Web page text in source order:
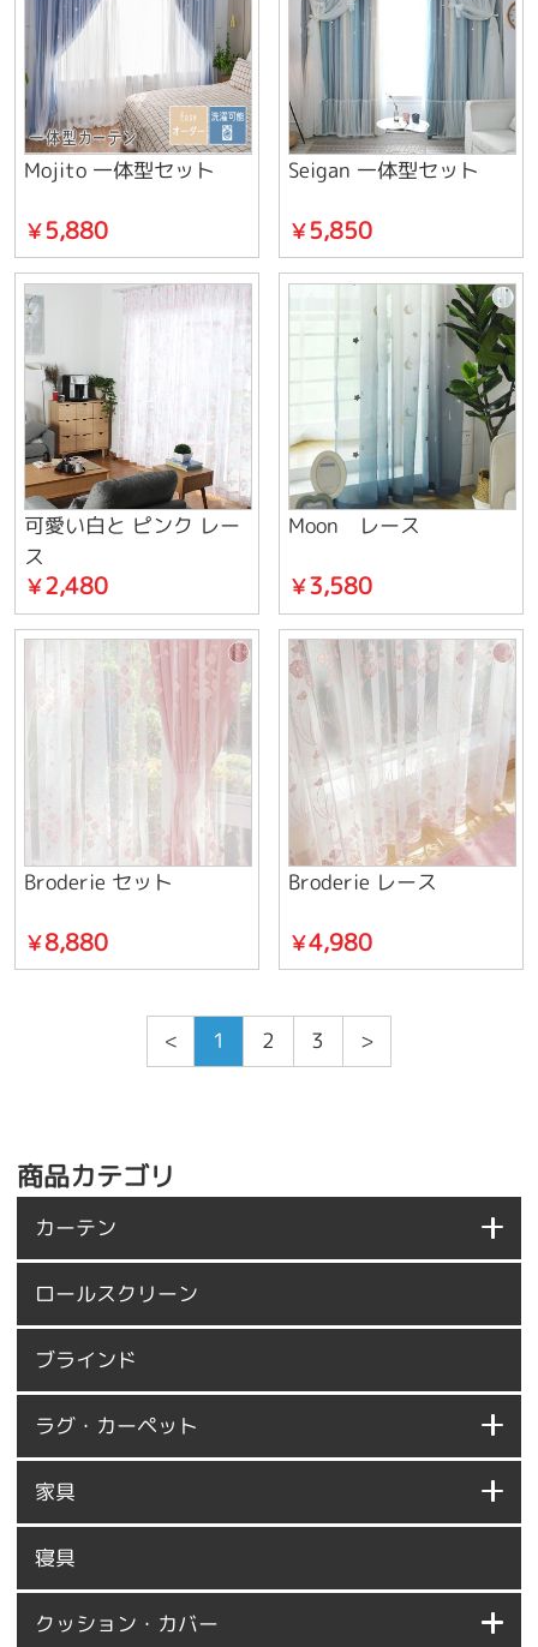
Mojito 一体型セット
￥5,880
Seigan 一体型セット
￥5,850
可愛い白と ピンク レー
ス
￥2,480
Moon レース
￥3,580
Broderie セット
￥8,880
Broderie レース
￥4,980
< 1 2 3 >
商品カテゴリ
カーテン
ロールスクリーン
ブラインド
ラグ・カーペット
家具
寝具
クッション・カバー